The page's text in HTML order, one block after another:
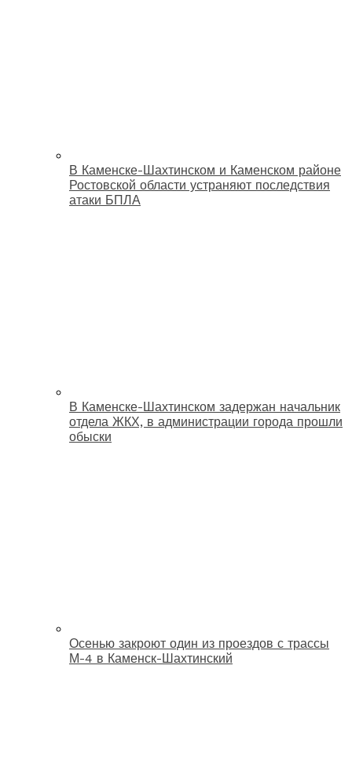
В Каменске-Шахтинском и Каменском районе
Ростовской области устраняют последствия
атаки БПЛА
В Каменске-Шахтинском задержан начальник
отдела ЖКХ, в администрации города прошли
обыски
Осенью закроют один из проездов с трассы
М-4 в Каменск-Шахтинский